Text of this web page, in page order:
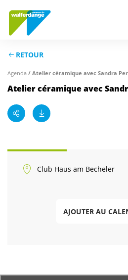
RETOUR
Agenda / Atelier céramique avec Sandra
Atelier céramique avec
Club Haus am Becheler
AJOUTER AU